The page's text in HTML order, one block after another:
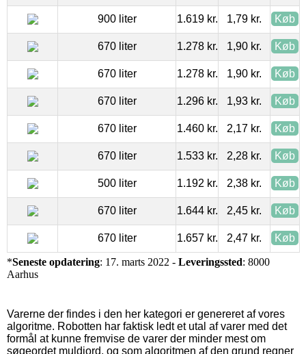
900 liter 1.619 kr. 1,79 kr. Køb
670 liter 1.278 kr. 1,90 kr. Køb
670 liter 1.278 kr. 1,90 kr. Køb
670 liter 1.296 kr. 1,93 kr. Køb
670 liter 1.460 kr. 2,17 kr. Køb
670 liter 1.533 kr. 2,28 kr. Køb
500 liter 1.192 kr. 2,38 kr. Køb
670 liter 1.644 kr. 2,45 kr. Køb
670 liter 1.657 kr. 2,47 kr. Køb
*Seneste opdatering: 17. marts 2022 - Leveringssted: 8000
Aarhus
Varerne der findes i den her kategori er genereret af vores
algoritme. Robotten har faktisk ledt et utal af varer med det
formål at kunne fremvise de varer der minder mest om
søgeordet muldjord, og som algoritmen af den grund regner